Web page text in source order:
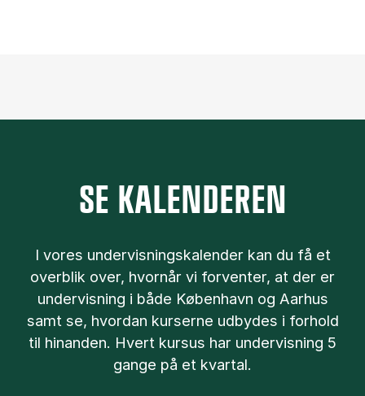
SE KALENDEREN
I vores undervisningskalender kan du få et
overblik over, hvornår vi forventer, at der er
undervisning i både København og Aarhus
samt se, hvordan kurserne udbydes i forhold
til hinanden. Hvert kursus har undervisning 5
gange på et kvartal.